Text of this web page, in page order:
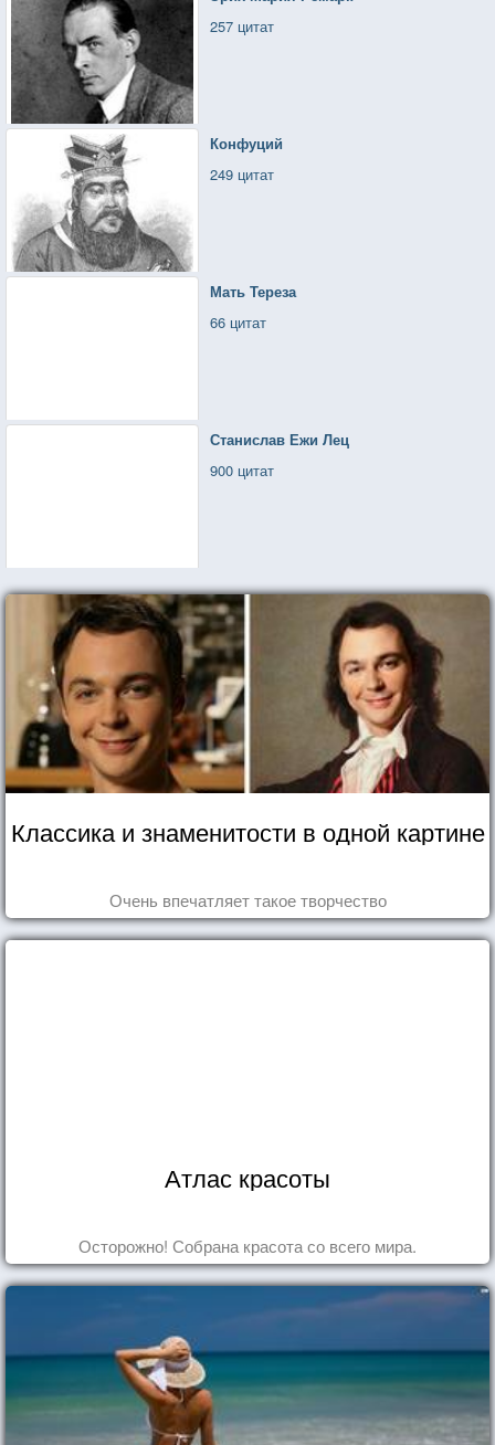
257 цитат
Конфуций
249 цитат
Мать Тереза
66 цитат
Станислав Ежи Лец
900 цитат
Классика и знаменитости в одной картине
Очень впечатляет такое творчество
Атлас красоты
Осторожно! Собрана красота со всего мира.